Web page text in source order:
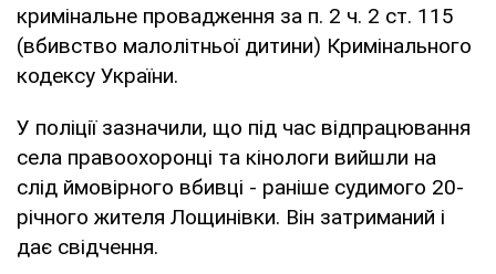
кримінальне провадження за п. 2 ч. 2 ст. 115
(вбивство малолітньої дитини) Кримінального
кодексу України.
У поліції зазначили, що під час відпрацювання
села правоохоронці та кінологи вийшли на
слід ймовірного вбивці - раніше судимого 20-
річного жителя Лощинівки. Він затриманий і
дає свідчення.